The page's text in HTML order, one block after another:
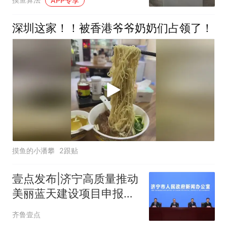
深圳这家！！被香港爷爷奶奶们占领了！
摸鱼的小潘攀 2跟贴
壹点发布|济宁高质量推动
美丽蓝天建设项目申报工
作
齐鲁壹点